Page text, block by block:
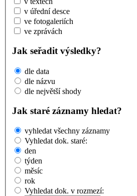
v úřední desce
ve fotogaleriích
ve zprávách
Jak seřadit výsledky?
dle data
dle názvu
dle největší shody
Jak staré záznamy hledat?
vyhledat všechny záznamy
Vyhledat dok. staré:
den
týden
měsíc
rok
Vyhledat dok. v rozmezí: